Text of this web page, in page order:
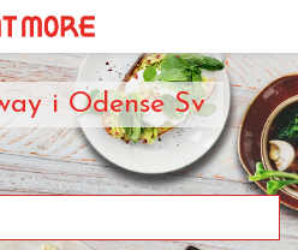
i Odense Sv